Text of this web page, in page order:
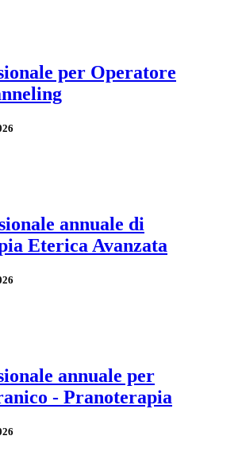
per Operatore
annuale di
Eterica Avanzata
annuale per
- Pranoterapia